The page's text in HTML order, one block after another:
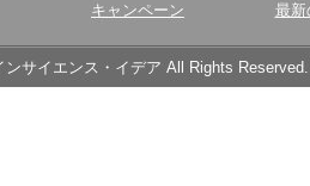
キャンペーン 最新
サイエンス・イデア All Rights Reserved.